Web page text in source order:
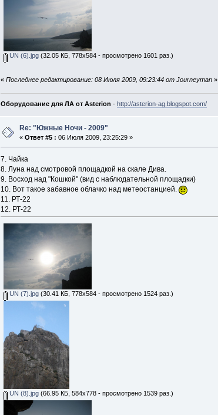
UN (6).jpg (32.05 КБ, 778x584 - просмотрено 1601 раз.)
« Последнее редактирование: 08 Июля 2009, 09:23:44 от Journeyman»
Оборудование для ЛА от Asterion - http://asterion-ag.blogspot.com/
Re: "Южные Ночи - 2009"
«Ответ #5 : 06 Июля 2009, 23:25:29 »
7. Чайка
8. Луна над смотровой площадкой на скале Дива.
9. Восход над "Кошкой" (вид с наблюдательной площадки)
10. Вот такое забавное облачко над метеостанцией.
11. РТ-22
12. РТ-22
UN (7).jpg (30.41 КБ, 778x584 - просмотрено 1524 раз.)
UN (8).jpg (66.95 КБ, 584x778 - просмотрено 1539 раз.)